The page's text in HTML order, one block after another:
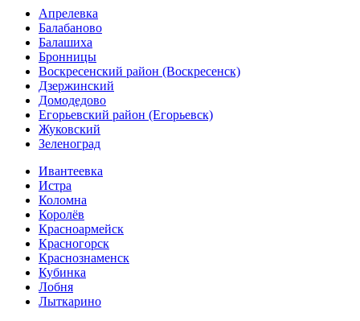
Апрелевка
Балабаново
Балашиха
Бронницы
Воскресенский район (Воскресенск)
Дзержинский
Домодедово
Егорьевский район (Егорьевск)
Жуковский
Зеленоград
Ивантеевка
Истра
Коломна
Королёв
Красноармейск
Красногорск
Краснознаменск
Кубинка
Лобня
Лыткарино